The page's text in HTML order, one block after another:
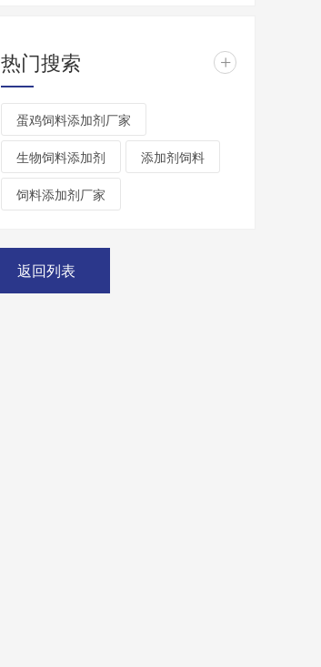
热门搜索 +
蛋鸡饲料添加剂厂家
生物饲料添加剂 添加剂饲料
饲料添加剂厂家
返回列表